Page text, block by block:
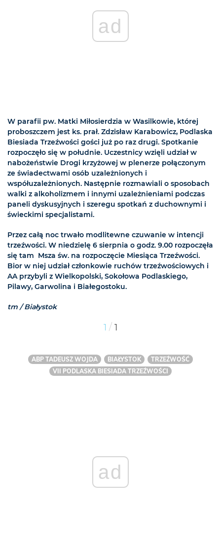
ad
W parafii pw. Matki Miłosierdzia w Wasilkowie, której
proboszczem jest ks. prał. Zdzisław Karabowicz, Podlaska
Biesiada Trzeźwości gości już po raz drugi. Spotkanie
rozpoczęło się w południe. Uczestnicy wzięli udział w
nabożeństwie Drogi krzyżowej w plenerze połączonym
ze świadectwami osób uzależnionych i
współuzależnionych. Następnie rozmawiali o sposobach
walki z alkoholizmem i innymi uzależnieniami podczas
paneli dyskusyjnych i szeregu spotkań z duchownymi i
świeckimi specjalistami.
Przez całą noc trwało modlitewne czuwanie w intencji
trzeźwości. W niedzielę 6 sierpnia o godz. 9.00 rozpoczęła
się tam Msza św. na rozpoczęcie Miesiąca Trzeźwości.
Bior w niej udział członkowie ruchów trzeźwościowych i
AA przybyli z Wielkopolski, Sokołowa Podlaskiego,
Pilawy, Garwolina i Białegostoku.
tm / Białystok
1 / 1
ABP TADEUSZ WOJDA BIAŁYSTOK
TRZEŹWOŚĆ
VII PODLASKA BIESIADA TRZEŹWOŚCI
ad